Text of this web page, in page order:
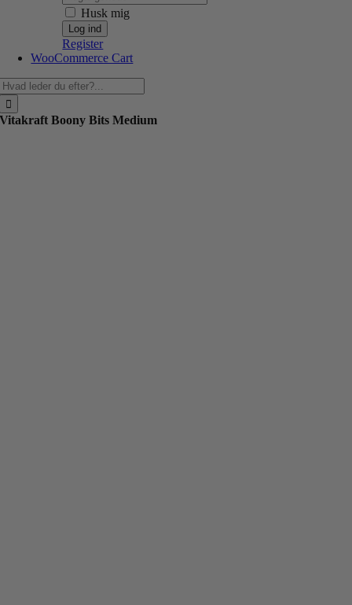
Husk mig
Register
WooCommerce Cart
Vitakraft Boony Bits Medium